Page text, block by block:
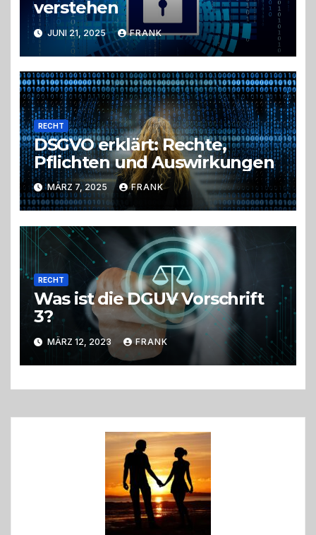
verstehen
JUNI 21, 2025 FRANK
RECHT
DSGVO erklärt: Rechte,
Pflichten und Auswirkungen
MÄRZ 7, 2025 FRANK
RECHT
Was ist die DGUV Vorschrift
3?
MÄRZ 12, 2023 FRANK